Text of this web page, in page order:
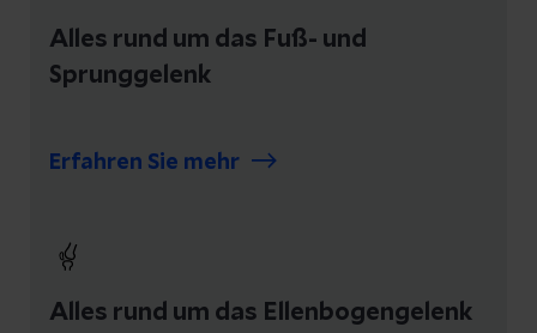
Alles rund um das Fuß- und
Sprunggelenk
Erfahren Sie mehr
Alles rund um das Ellenbogengelenk